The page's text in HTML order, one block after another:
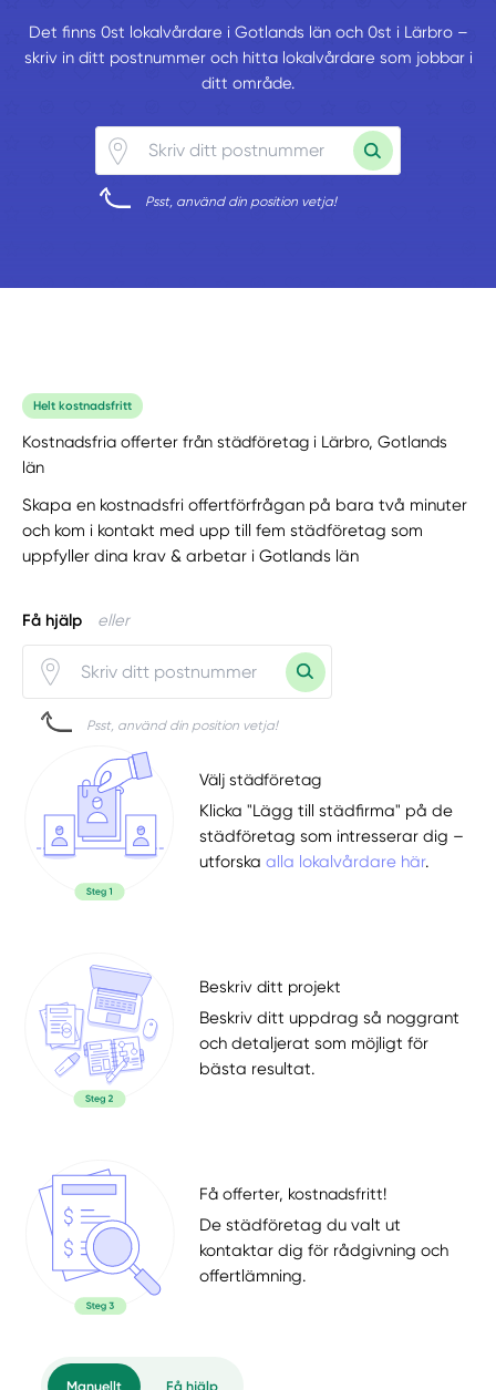
Det finns 0st lokalvårdare i Gotlands län och 0st i Lärbro –
skriv in ditt postnummer och hitta lokalvårdare som jobbar i
ditt område.
Psst, använd din position vetja!
Helt kostnadsfritt
Kostnadsfria offerter från städföretag i Lärbro, Gotlands
län
Skapa en kostnadsfri offertförfrågan på bara två minuter
och kom i kontakt med upp till fem städföretag som
uppfyller dina krav & arbetar i Gotlands län
Få hjälp eller
Psst, använd din position vetja!
Välj städföretag
Klicka "Lägg till städfirma" på de
städföretag som intresserar dig –
utforskaalla lokalvårdare här.
Beskriv ditt projekt
Beskriv ditt uppdrag så noggrant
och detaljerat som möjligt för
bästa resultat.
Få offerter, kostnadsfritt!
De städföretag du valt ut
kontaktar dig för rådgivning och
offertlämning.